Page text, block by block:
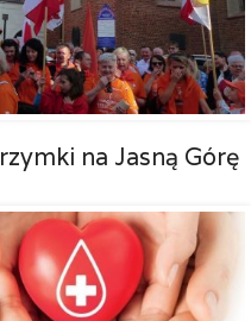
na Jasną Górę